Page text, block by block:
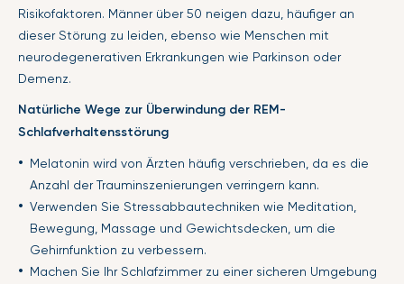
Risikofaktoren. Männer über 50 neigen dazu, häufiger an
dieser Störung zu leiden, ebenso wie Menschen mit
neurodegenerativen Erkrankungen wie Parkinson oder
Demenz.
Natürliche Wege zur Überwindung der REM-
Schlafverhaltensstörung
Melatonin wird von Ärzten häufig verschrieben, da es die
Anzahl der Trauminszenierungen verringern kann.
Verwenden Sie Stressabbautechniken wie Meditation,
Bewegung, Massage und Gewichtsdecken, um die
Gehirnfunktion zu verbessern.
Machen Sie Ihr Schlafzimmer zu einer sicheren Umgebung